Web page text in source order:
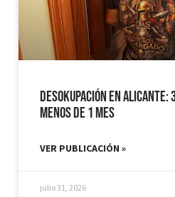
Desokupación en Alicante:
Menos de 1 mes
VER PUBLICACIÓN »
julio 31, 2026